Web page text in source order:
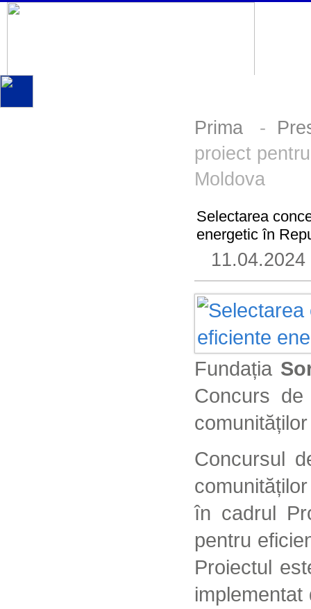
Prima -
proiect
Moldova
Selectarea
energetic în
11.04.2024
Fundația
Concurs
Concursul
în cadrul
pentru
Proiectul